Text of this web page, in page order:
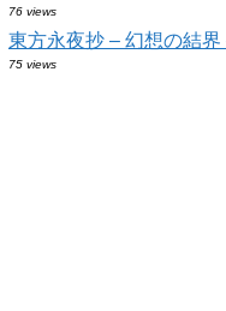
76 views
東方永夜抄 – 幻想の結界
75 views